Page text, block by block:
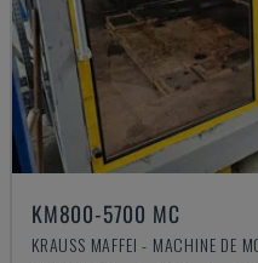
KM800-5700 MC
KRAUSS MAFFEI - MACHINE DE